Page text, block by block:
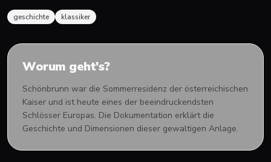
geschichte klassiker
Worum geht's?
Schönbrunn war die Sommerresidenz der österreichischen
Kaiser und ist heute eines der beeindruckendsten
Schlösser Europas. Die Dokumentation erklärt die
Geschichte und Dimensionen dieser gewaltigen Anlage.